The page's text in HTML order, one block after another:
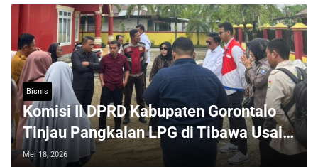
Bisnis
Komisi II DPRD Kabupaten Gorontalo
Tinjau Pangkalan LPG di Tibawa Usai
Viral
Mei 18, 2026